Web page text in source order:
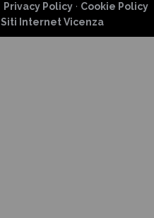
Privacy Policy· Cookie Policy
Siti Internet Vicenza